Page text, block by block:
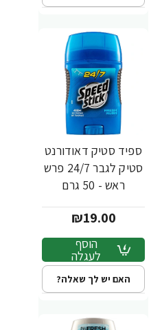
ספיד סטיק דאודורנט
סטיק לגבר 24/7 פרש
ראש - 50 גרם
₪19.00
הוסף
לעגלה
האם יש לך שאלה?